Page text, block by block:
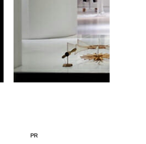
PR